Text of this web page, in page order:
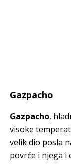
Gazpacho
Gazpacho,
visoke
velik dio posla
povrće i njega i